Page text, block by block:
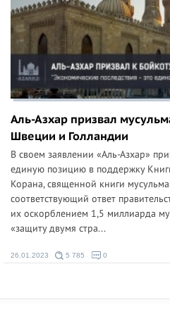
Аль-Азхар призвал
Швеции и Голландии
В своем заявлении «Аль-Азхар»
единую позицию в поддержку
Корана, священной книги
соответствующий ответ
их оскорблением 1,5 миллиарда
«защиту двумя стра...
26.01.2023 5 785 0